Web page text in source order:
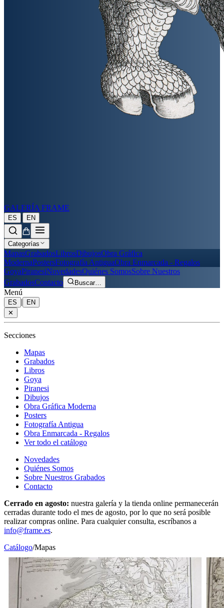
GALERÍA FRAME
ES | EN
Categorías
MapasGrabadosLibrosDibujosObra Gráfica
ModernaPostersFotografía AntiguaObra Enmarcada - Regalos
GoyaPiranesiNovedadesQuiénes SomosSobre Nuestros
GrabadosContacto Buscar…
Menú
ES |
EN
✕
Secciones
Mapas
Grabados
Libros
Goya
Piranesi
Dibujos
Obra Gráfica Moderna
Posters
Fotografía Antigua
Obra Enmarcada - Regalos
Ver todo el catálogo
Novedades
Quiénes Somos
Sobre Nuestros Grabados
Contacto
Cerrado en agosto: nuestra galería y la tienda online permanecerán
cerradas durante todo el mes de agosto, por lo que no será posible
realizar compras online. Para cualquier consulta, escríbanos a
info@frame.es.
Catálogo/Mapas